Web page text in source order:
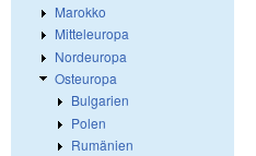
Marokko
Mitteleuropa
Nordeuropa
Osteuropa
Bulgarien
Polen
Rumänien